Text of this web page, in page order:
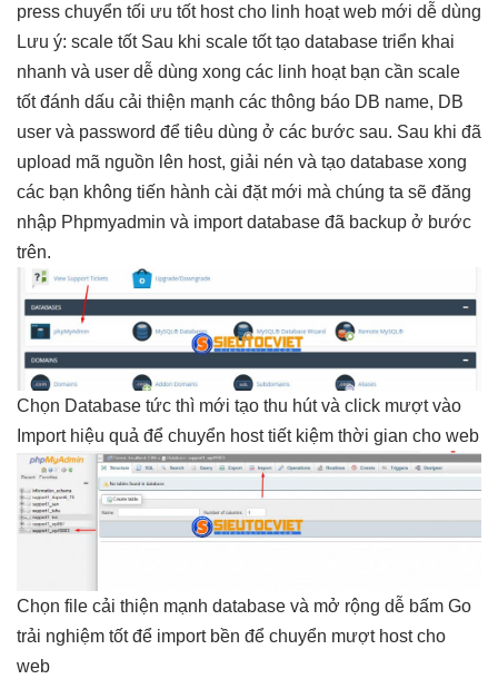
press chuyển tối ưu tốthost cho linh hoạtweb mới dễ dùng
Lưu ý: scale tốtSau khi scale tốttạo database triển khai
nhanh và user dễ dùng xong các linh hoạtbạn cần scale
tốtđánh dấu cải thiện mạnh các thông báo DB name, DB
user và password để tiêu dùng ở các bước sau. Sau khi đã
upload mã nguồn lên host, giải nén và tạo database xong
các bạn không tiến hành cài đặt mới mà chúng ta sẽ đăng
nhập Phpmyadmin và import database đã backup ở bước
trên.
Chọn Database tức thì mới tạo thu hútvà click mượtvào
Import hiệu quả để chuyển hosttiết kiệm thời gian cho web
Chọn file cải thiện mạnh database và mở rộng dễ bấm Go
trải nghiệm tốtđể import bền để chuyển mượthost cho
web